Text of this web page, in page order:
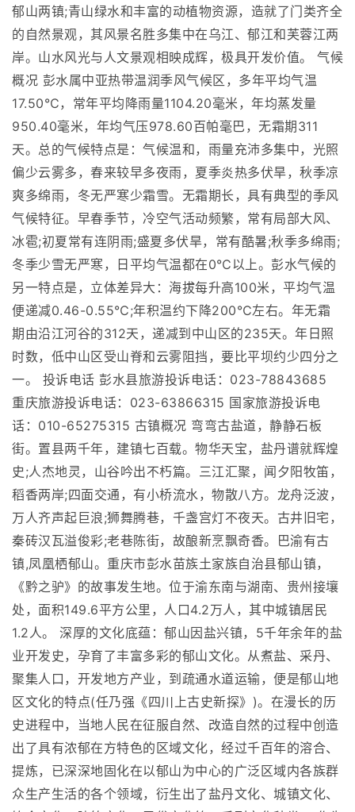
郁山两镇;青山绿水和丰富的动植物资源，造就了门类齐全
的自然景观，其风景名胜多集中在乌江、郁江和芙蓉江两
岸。山水风光与人文景观相映成辉，极具开发价值。 气候
概况 彭水属中亚热带温润季风气候区，多年平均气温
17.50℃，常年平均降雨量1104.20毫米，年均蒸发量
950.40毫米，年均气压978.60百帕毫巴，无霜期311
天。总的气候特点是：气候温和，雨量充沛多集中，光照
偏少云雾多，春来较早多夜雨，夏季炎热多伏旱，秋季凉
爽多绵雨，冬无严寒少霜雪。无霜期长，具有典型的季风
气候特征。早春季节，冷空气活动频繁，常有局部大风、
冰雹;初夏常有连阴雨;盛夏多伏旱，常有酷暑;秋季多绵雨;
冬季少雪无严寒，日平均气温都在0℃以上。彭水气候的
另一特点是，立体差异大：海拔每升高100米，平均气温
便递减0.46-0.55℃;年积温约下降200℃左右。年无霜
期由沿江河谷的312天，递减到中山区的235天。年日照
时数，低中山区受山脊和云雾阻挡，要比平坝约少四分之
一。 投诉电话 彭水县旅游投诉电话：023-78843685
重庆旅游投诉电话：023-63866315 国家旅游投诉电
话：010-65275315 古镇概况 弯弯古盐道，静静石板
街。置县两千年，建镇七百载。物华天宝，盐丹谱就辉煌
史;人杰地灵，山谷吟出不朽篇。三江汇聚，闻夕阳牧笛，
稻香两岸;四面交通，有小桥流水，物散八方。龙舟泛波，
万人齐声起巨浪;狮舞腾巷，千盏宫灯不夜天。古井旧宅，
秦砖汉瓦溢俊彩;老巷陈街，故酿新烹飘奇香。巴渝有古
镇,凤凰栖郁山。重庆市彭水苗族土家族自治县郁山镇，
《黔之驴》的故事发生地。位于渝东南与湖南、贵州接壤
处，面积149.6平方公里，人口4.2万人，其中城镇居民
1.2人。 深厚的文化底蕴：郁山因盐兴镇，5千年余年的盐
业开发史，孕育了丰富多彩的郁山文化。从煮盐、采丹、
聚集人口，开发地方产业，到疏通水道运输，便是郁山地
区文化的特点(任乃强《四川上古史新探》)。在漫长的历
史进程中，当地人民在征服自然、改造自然的过程中创造
出了具有浓郁在方特色的区域文化，经过千百年的溶合、
提炼，已深深地固化在以郁山为中心的广泛区域内各族群
众生产生活的各个领域，衍生出了盐丹文化、城镇文化、